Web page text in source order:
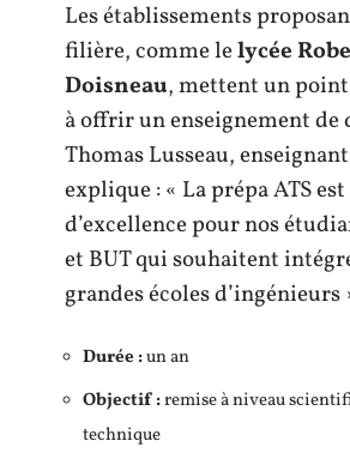
Les établissements
filière, comme lelycée
Doisneau, mettent un
à offrir un enseignement de
Thomas Lusseau,
explique : « La prépa ATS
d’excellence pour nos
et BUT qui souhaitent
grandes écoles d’ingénieurs
Durée :un an
Objectif :remise à niveau
technique